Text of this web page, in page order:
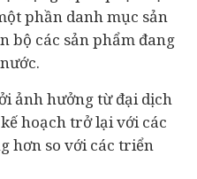
phần danh mục sản
bộ các sản phẩm đang
ảnh hưởng từ đại dịch
hoạch trở lại với các
hơn so với các triển